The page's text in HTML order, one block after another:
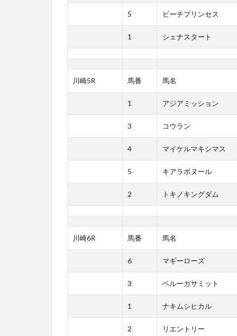
5 ビーチプリンセス
1 シェナスタート
川崎5R 馬番 馬名
1 アジアミッション
3 コウラン
4 マイケルマキシマス
5 キアラボヌール
2 トキノキングダム
川崎6R 馬番 馬名
6 マギーローズ
3 ベルーガサミット
1 ナキムシヒカル
2 リエントリー